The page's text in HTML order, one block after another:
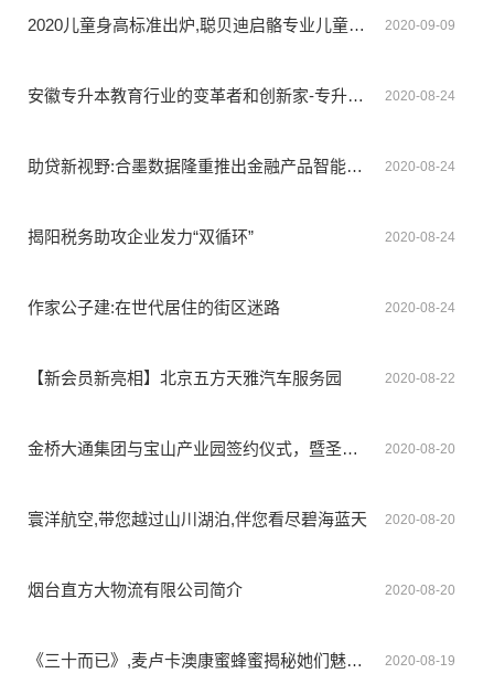
2020儿童身高标准出炉,聪贝迪启骼专业儿童成长奶粉改善孩子营养现状! 2020-09-09
安徽专升本教育行业的变革者和创新家-专升本教育行业迎来专本达模式 2020-08-24
助贷新视野:合墨数据隆重推出金融产品智能分发中心——墨推 2020-08-24
揭阳税务助攻企业发力“双循环” 2020-08-24
作家公子建:在世代居住的街区迷路 2020-08-24
【新会员新亮相】北京五方天雅汽车服务园 2020-08-22
金桥大通集团与宝山产业园签约仪式，暨圣王·萌拍融媒体直播基地开业典礼顺利举行 2020-08-20
寰洋航空,带您越过山川湖泊,伴您看尽碧海蓝天 2020-08-20
烟台直方大物流有限公司简介 2020-08-20
《三十而已》,麦卢卡澳康蜜蜂蜜揭秘她们魅力值UP背后的秘诀 2020-08-19